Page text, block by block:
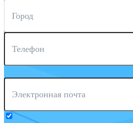
Город
Телефон
Электронная почта